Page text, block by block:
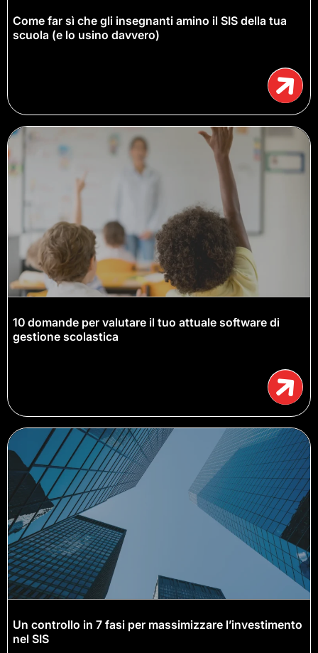
Come far sì che gli insegnanti amino il SIS della tua
scuola (e lo usino davvero)
10 domande per valutare il tuo attuale software di
gestione scolastica
Un controllo in 7 fasi per massimizzare l’investimento
nel SIS